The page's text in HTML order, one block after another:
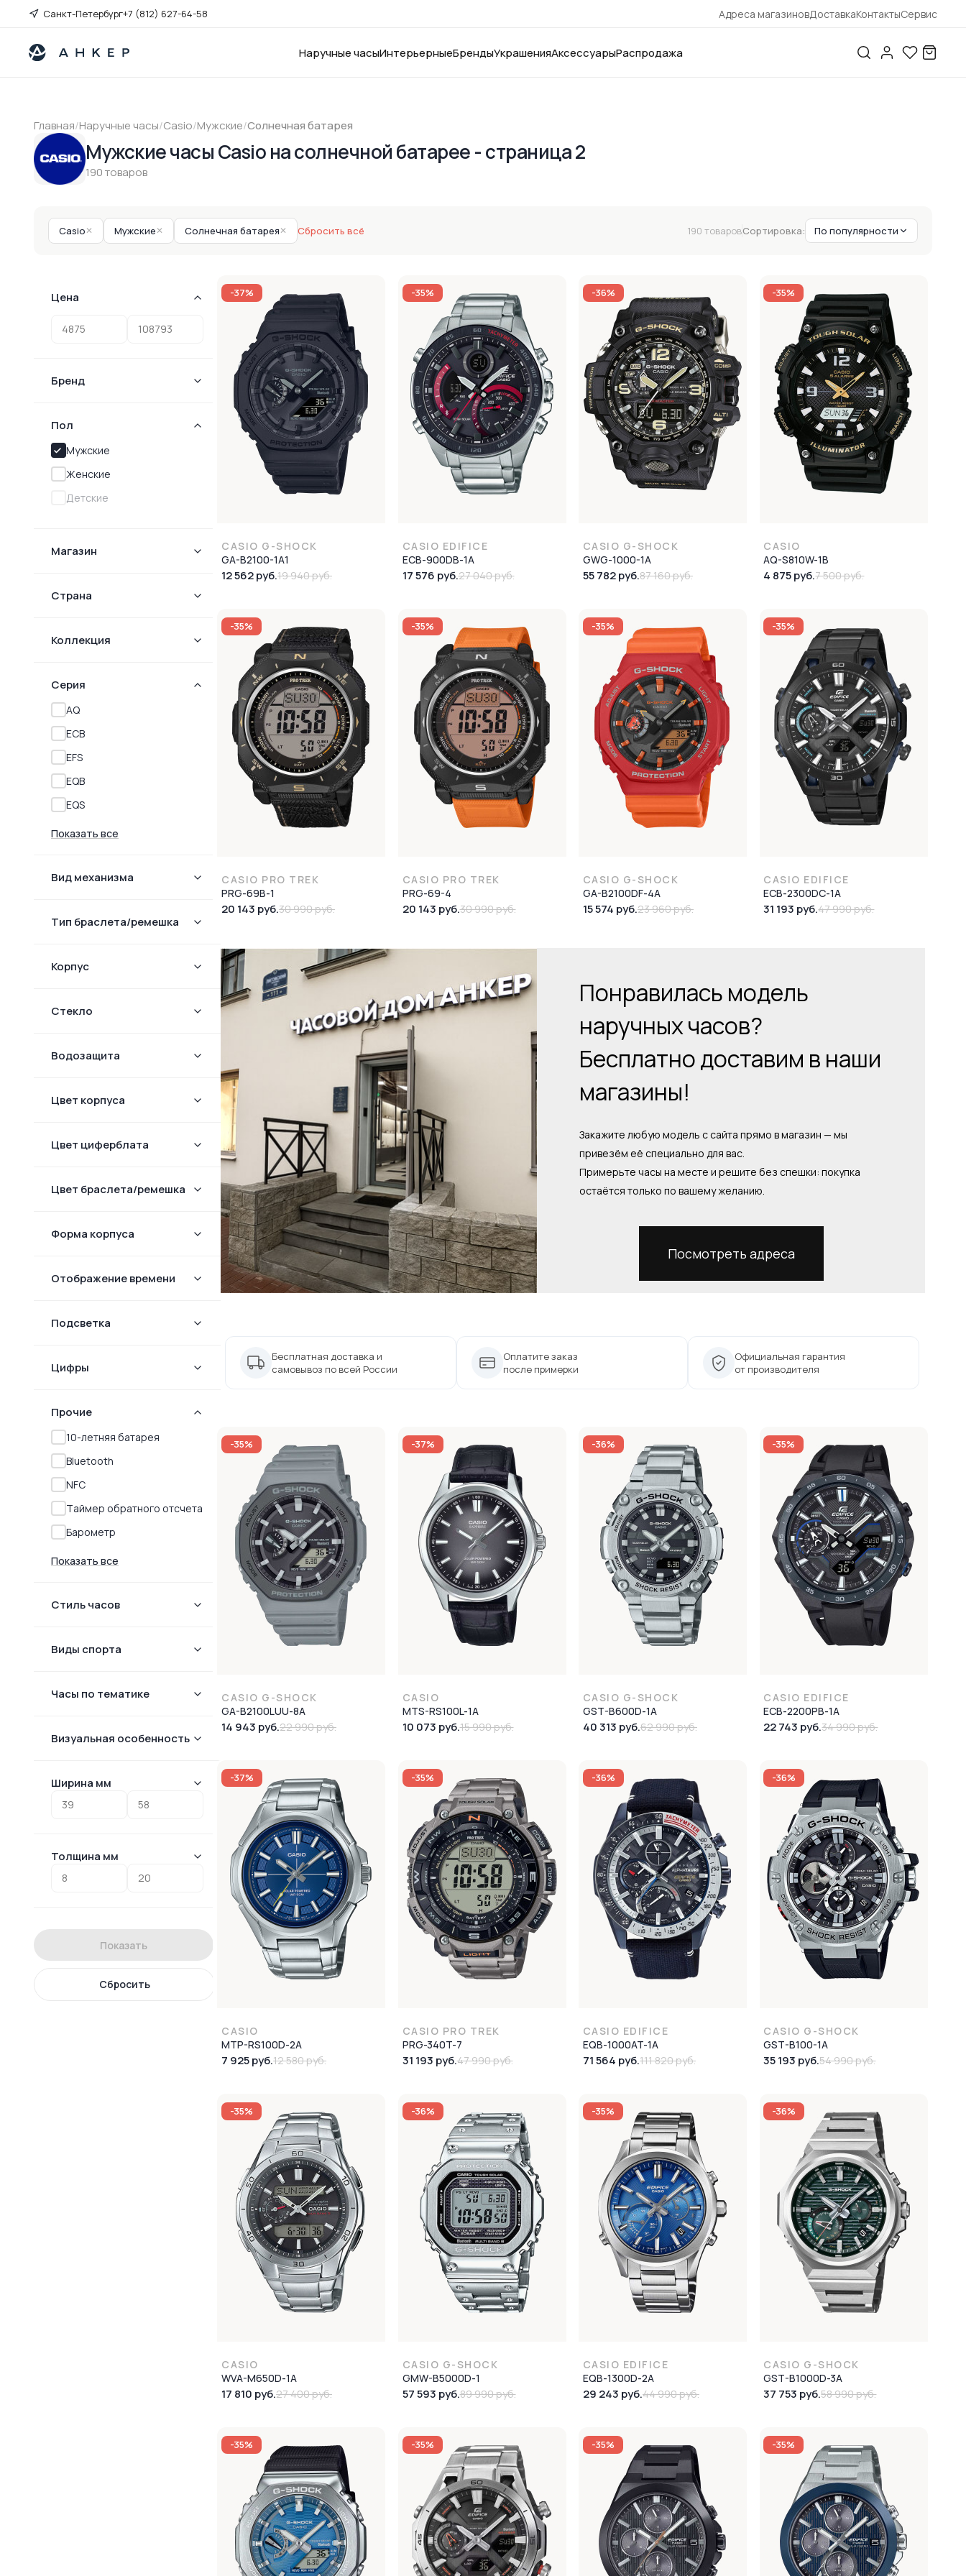
Санкт-Петербург+7 (812) 627-64-58 Адреса магазиновДоставкаКонтактыСервис
Наручные часыИнтерьерныеБрендыУкрашенияАксессуарыРаспродажа
Главная/Наручные часы/Casio/Мужские/Солнечная батарея
Мужские часы Casio на солнечной батарее - страница 2
190 товаров
Casio✕ Мужские✕ Солнечная батарея✕ Сбросить всё 190 товаровСортировка: По популярности
Цена
Бренд
Пол
Мужские
Женские
Детские
Магазин
Страна
Коллекция
Серия
AQ
ECB
EFS
EQB
EQS
Показать все
Вид механизма
Тип браслета/ремешка
Корпус
Стекло
Водозащита
Цвет корпуса
Цвет циферблата
Цвет браслета/ремешка
Форма корпуcа
Отображение времени
Подсветка
Цифры
Прочие
10-летняя батарея
Bluetooth
NFC
Tаймер обратного отсчета
Барометр
Показать все
Стиль часов
Виды спорта
Часы по тематике
Визуальная особенность
Ширина мм
Толщина мм
Показать
Сбросить
-37%
CASIO G-SHOCK
GA-B2100-1A1
12 562 руб.19 940 руб.
-35%
CASIO EDIFICE
ECB-900DB-1A
17 576 руб.27 040 руб.
-36%
CASIO G-SHOCK
GWG-1000-1A
55 782 руб.87 160 руб.
-35%
CASIO
AQ-S810W-1B
4 875 руб.7 500 руб.
-35%
CASIO PRO TREK
PRG-69B-1
20 143 руб.30 990 руб.
-35%
CASIO PRO TREK
PRG-69-4
20 143 руб.30 990 руб.
-35%
CASIO G-SHOCK
GA-B2100DF-4A
15 574 руб.23 960 руб.
-35%
CASIO EDIFICE
ECB-2300DC-1A
31 193 руб.47 990 руб.
Понравилась модель
наручных часов?
Бесплатно доставим в наши
магазины!
Закажите любую модель с сайта прямо в магазин — мы
привезём её специально для вас.
Примерьте часы на месте и решите без спешки: покупка
остаётся только по вашему желанию.
Посмотреть адреса
Бесплатная доставка и
самовывоз по всей России
Оплатите заказ
после примерки
Официальная гарантия
от производителя
-35%
CASIO G-SHOCK
GA-B2100LUU-8A
14 943 руб.22 990 руб.
-37%
CASIO
MTS-RS100L-1A
10 073 руб.15 990 руб.
-36%
CASIO G-SHOCK
GST-B600D-1A
40 313 руб.62 990 руб.
-35%
CASIO EDIFICE
ECB-2200PB-1A
22 743 руб.34 990 руб.
-37%
CASIO
MTP-RS100D-2A
7 925 руб.12 580 руб.
-35%
CASIO PRO TREK
PRG-340T-7
31 193 руб.47 990 руб.
-36%
CASIO EDIFICE
EQB-1000AT-1A
71 564 руб.111 820 руб.
-36%
CASIO G-SHOCK
GST-B100-1A
35 193 руб.54 990 руб.
-35%
CASIO
WVA-M650D-1A
17 810 руб.27 400 руб.
-36%
CASIO G-SHOCK
GMW-B5000D-1
57 593 руб.89 990 руб.
-35%
CASIO EDIFICE
EQB-1300D-2A
29 243 руб.44 990 руб.
-36%
CASIO G-SHOCK
GST-B1000D-3A
37 753 руб.58 990 руб.
-35% -35% -35% -35%